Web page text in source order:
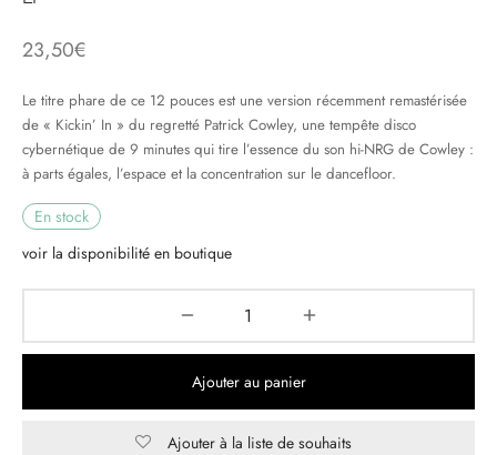
23,50€
Le titre phare de ce 12 pouces est une version récemment remastérisée
de « Kickin’ In » du regretté Patrick Cowley, une tempête disco
cybernétique de 9 minutes qui tire l’essence du son hi-NRG de Cowley :
à parts égales, l’espace et la concentration sur le dancefloor.
En stock
voir la disponibilité en boutique
Ajouter au panier
Ajouter à la liste de souhaits
HIP-HOP
MUSIQUES IMPROVISEES
CLASSIQUE